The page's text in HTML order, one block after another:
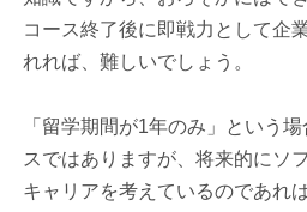
コース終了後に即戦力として企
れれば、難しいでしょう。
「留学期間が1年のみ」という
スではありますが、将来的にソ
キャリアを考えているのであれ